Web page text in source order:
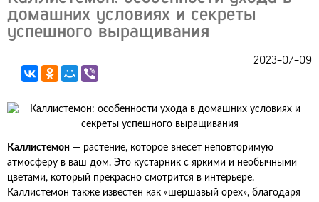
домашних условиях и секреты
успешного выращивания
2023-07-09
Каллистемон — растение, которое внесет неповторимую
атмосферу в ваш дом. Это кустарник с яркими и необычными
цветами, который прекрасно смотрится в интерьере.
Каллистемон также известен как «шершавый орех», благодаря